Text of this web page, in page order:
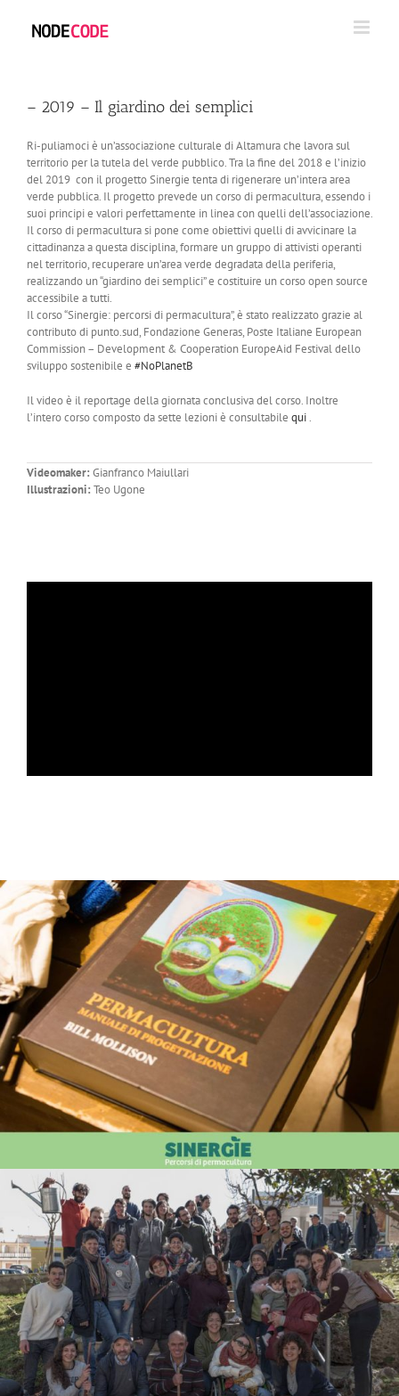
contenuto
– 2019 – Il giardino dei semplici
Ri-puliamoci è un’associazione culturale di Altamura che lavora sul
territorio per la tutela del verde pubblico. Tra la fine del 2018 e l’inizio
del 2019 con il progetto Sinergie tenta di rigenerare un’intera area
verde pubblica. Il progetto prevede un corso di permacultura, essendo i
suoi principi e valori perfettamente in linea con quelli dell’associazione.
Il corso di permacultura si pone come obiettivi quelli di avvicinare la
cittadinanza a questa disciplina, formare un gruppo di attivisti operanti
nel territorio, recuperare un’area verde degradata della periferia,
realizzando un “giardino dei semplici” e costituire un corso open source
accessibile a tutti.
Il corso “Sinergie: percorsi di permacultura”, è stato realizzato grazie al
contributo di punto.sud, Fondazione Generas, Poste Italiane European
Commission – Development & Cooperation EuropeAid Festival dello
sviluppo sostenibile e #NoPlanetB
Il video è il reportage della giornata conclusiva del corso. Inoltre
l’intero corso composto da sette lezioni è consultabile qui.
Videomaker: Gianfranco Maiullari
Illustrazioni: Teo Ugone